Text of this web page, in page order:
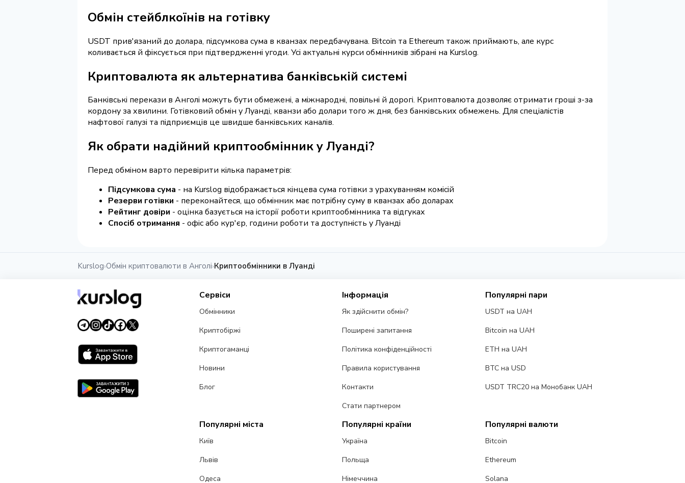
Обмін стейблкоїнів на готівку
USDT прив'язаний до долара, підсумкова сума в кванзах передбачувана. Bitcoin та Ethereum також приймають, але курс
коливається й фіксується при підтвердженні угоди. Усі актуальні курси обмінників зібрані на Kurslog.
Криптовалюта як альтернатива банківській системі
Банківські перекази в Анголі можуть бути обмежені, а міжнародні, повільні й дорогі. Криптовалюта дозволяє отримати гроші з-за
кордону за хвилини. Готівковий обмін у Луанді, кванзи або долари того ж дня, без банківських обмежень. Для спеціалістів
нафтової галузі та підприємців це швидше банківських каналів.
Як обрати надійний криптообмінник у Луанді?
Перед обміном варто перевірити кілька параметрів:
Підсумкова сума - на Kurslog відображається кінцева сума готівки з урахуванням комісій
Резерви готівки - переконайтеся, що обмінник має потрібну суму в кванзах або доларах
Рейтинг довіри - оцінка базується на історії роботи криптообмінника та відгуках
Спосіб отримання - офіс або кур'єр, години роботи та доступність у Луанді
Kurslog›Обмін криптовалюти в Анголі›Криптообмінники в Луанді
Сервіси
Обмінники
Криптобіржі
Криптогаманці
Новини
Блог
Інформація
Як здійснити обмін?
Поширені запитання
Політика конфіденційності
Правила користування
Контакти
Стати партнером
Популярні пари
USDT на UAH
Bitcoin на UAH
ETH на UAH
BTC на USD
USDT TRC20 на Монобанк UAH
Популярні міста
Київ
Львів
Одеса
Популярні країни
Україна
Польща
Німеччина
Популярні валюти
Bitcoin
Ethereum
Solana